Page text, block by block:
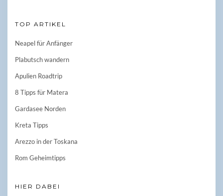
TOP ARTIKEL
Neapel für Anfänger
Plabutsch wandern
Apulien Roadtrip
8 Tipps für Matera
Gardasee Norden
Kreta Tipps
Arezzo in der Toskana
Rom Geheimtipps
HIER DABEI